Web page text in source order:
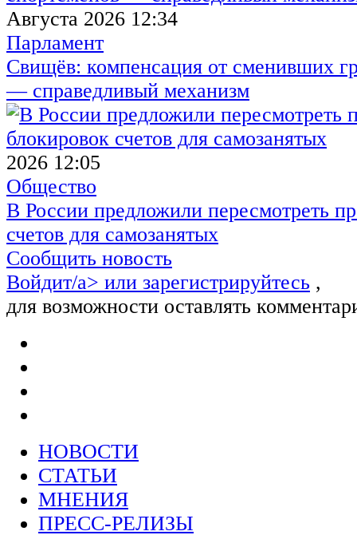
Августа 2026 12:34
Парламент
Свищёв: компенсация от сменивших
— справедливый механизм
2026 12:05
Общество
В России предложили пересмотреть
счетов для самозанятых
Сообщить новость
Войдит/a> или зарегистрируйтесь ,
для возможности оставлять
НОВОСТИ
СТАТЬИ
МНЕНИЯ
ПРЕСС-РЕЛИЗЫ